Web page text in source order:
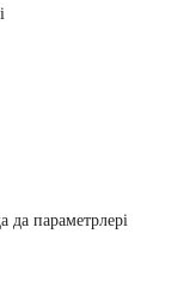
да параметрлері